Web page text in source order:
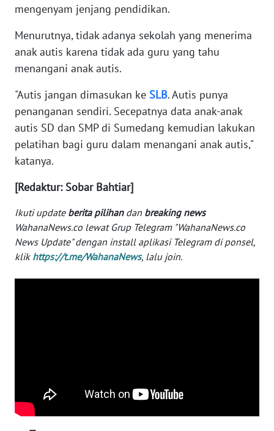
mengenyam jenjang pendidikan.
Menurutnya, tidak adanya sekolah yang menerima
anak autis karena tidak ada guru yang tahu
menangani anak autis.
"Autis jangan dimasukan ke SLB. Autis punya
penanganan sendiri. Secepatnya data anak-anak
autis SD dan SMP di Sumedang kemudian lakukan
pelatihan bagi guru dalam menangani anak autis,"
katanya.
[Redaktur: Sobar Bahtiar]
Ikuti update berita pilihandan breaking news
WahanaNews.co lewat Grup Telegram "WahanaNews.co
News Update" dengan install aplikasi Telegram di ponsel,
klik https://t.me/WahanaNews, lalu join.
SULTRA
WN
NTB
SULTENG
WN
SULBAR
BABEL
WN
SUMBAR
WN
SUMSEL
WN
JATENG